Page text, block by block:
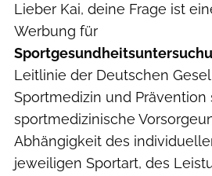
Lieber Kai, deine Frage ist
Werbung für
Leitlinie der Deutschen
Sportmedizin und Prävention
sportmedizinische
Abhängigkeit des
jeweiligen Sportart, des